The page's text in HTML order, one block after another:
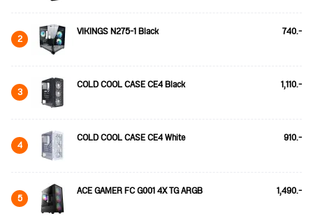
2 VIKINGS N275-1 Black 740.-
3 COLD COOL CASE CE4 Black 1,110.-
4 COLD COOL CASE CE4 White 910.-
5 ACE GAMER FC G001 4X TG ARGB 1,490.-